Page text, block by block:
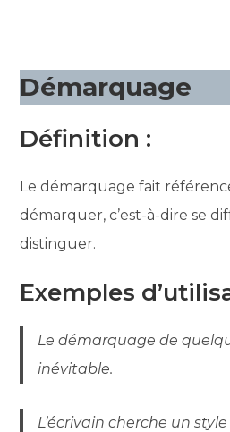
Démarquage
Définition :
Le démarquage fait
démarquer, c’est-à-dire se
distinguer.
Exemples
Le démarquage de
inévitable.
L’écrivain cherche un